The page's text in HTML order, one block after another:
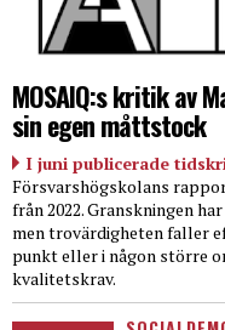
MOSAIQ:s kritik av
sin egen måttstock
I juni publicerade
Försvarshögskolans
från 2022. Granskningen
men trovärdigheten faller
punkt eller i någon större
kvalitetskrav.